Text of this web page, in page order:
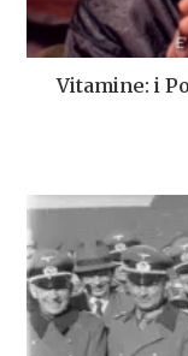
Vitamine: i